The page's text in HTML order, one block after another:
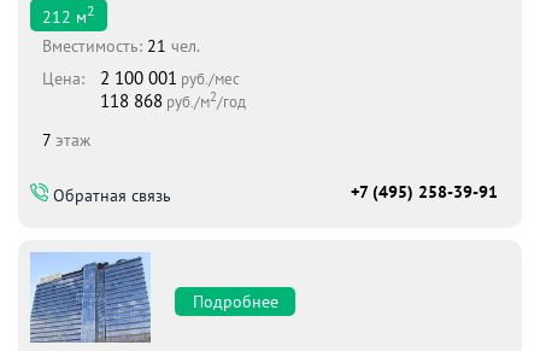
212 м2
Вместимоcть: 21 чел.
Цена:
2 100 001 руб./мес
118 868 руб./м2/год
7 этаж
Обратная связь +7 (495) 258-39-91
Подробнее